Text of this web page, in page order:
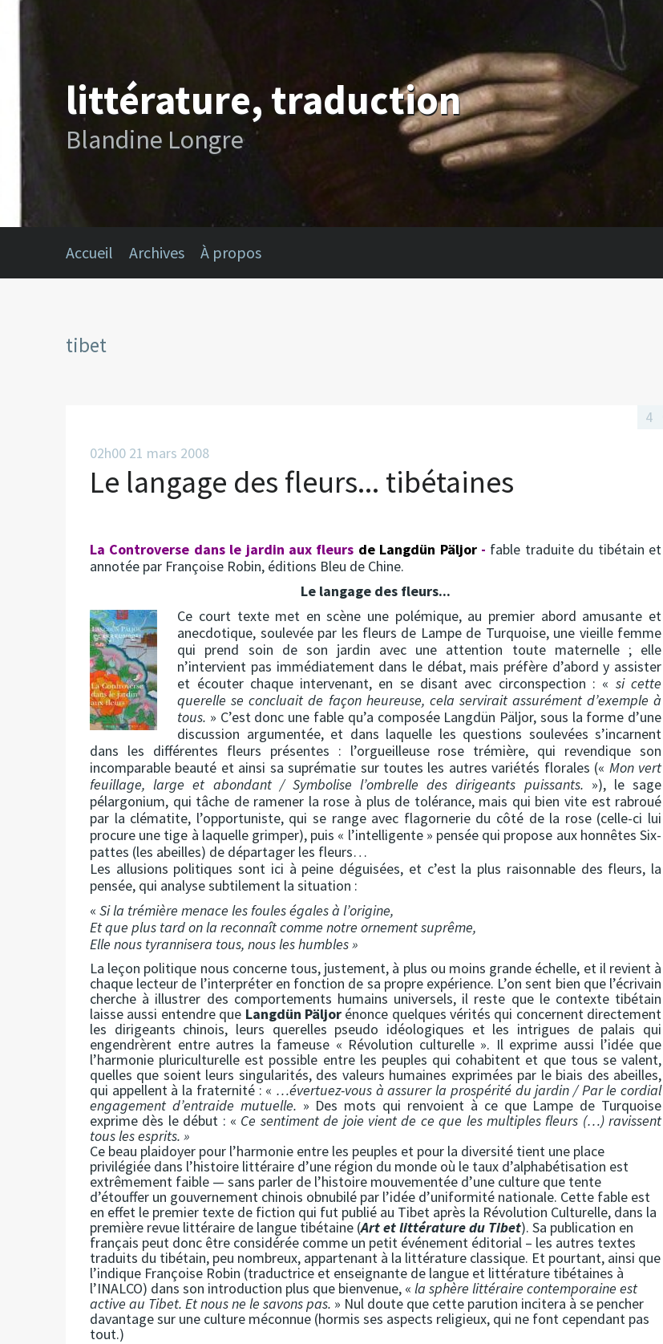
littérature, traduction
Blandine Longre
Accueil Archives À propos
tibet
02h00 21 mars 2008
Le langage des fleurs... tibétaines
La Controverse dans le jardin aux fleurs de Langdün Päljor - fable traduite du tibétain et
annotée par Françoise Robin, éditions Bleu de Chine.
Le langage des fleurs...
Ce court texte met en scène une polémique, au premier abord amusante et
anecdotique, soulevée par les fleurs de Lampe de Turquoise, une vieille femme
qui prend soin de son jardin avec une attention toute maternelle ; elle
n’intervient pas immédiatement dans le débat, mais préfère d’abord y assister
et écouter chaque intervenant, en se disant avec circonspection : « si cette
querelle se concluait de façon heureuse, cela servirait assurément d’exemple à
tous. » C’est donc une fable qu’a composée Langdün Päljor, sous la forme d’une
discussion argumentée, et dans laquelle les questions soulevées s’incarnent
dans les différentes fleurs présentes : l’orgueilleuse rose trémière, qui revendique son
incomparable beauté et ainsi sa suprématie sur toutes les autres variétés florales (« Mon vert
feuillage, large et abondant / Symbolise l’ombrelle des dirigeants puissants. »), le sage
pélargonium, qui tâche de ramener la rose à plus de tolérance, mais qui bien vite est rabroué
par la clématite, l’opportuniste, qui se range avec flagornerie du côté de la rose (celle-ci lui
procure une tige à laquelle grimper), puis « l’intelligente » pensée qui propose aux honnêtes Six-
pattes (les abeilles) de départager les fleurs…
Les allusions politiques sont ici à peine déguisées, et c’est la plus raisonnable des fleurs, la
pensée, qui analyse subtilement la situation :
« Si la trémière menace les foules égales à l’origine,
Et que plus tard on la reconnaît comme notre ornement suprême,
Elle nous tyrannisera tous, nous les humbles »
La leçon politique nous concerne tous, justement, à plus ou moins grande échelle, et il revient à
chaque lecteur de l’interpréter en fonction de sa propre expérience. L’on sent bien que l’écrivain
cherche à illustrer des comportements humains universels, il reste que le contexte tibétain
laisse aussi entendre que Langdün Päljorénonce quelques vérités qui concernent directement
les dirigeants chinois, leurs querelles pseudo idéologiques et les intrigues de palais qui
engendrèrent entre autres la fameuse « Révolution culturelle ». Il exprime aussi l’idée que
l’harmonie pluriculturelle est possible entre les peuples qui cohabitent et que tous se valent,
quelles que soient leurs singularités, des valeurs humaines exprimées par le biais des abeilles,
qui appellent à la fraternité : « …évertuez-vous à assurer la prospérité du jardin / Par le cordial
engagement d’entraide mutuelle. » Des mots qui renvoient à ce que Lampe de Turquoise
exprime dès le début : « Ce sentiment de joie vient de ce que les multiples fleurs (…) ravissent
tous les esprits. »
Ce beau plaidoyer pour l’harmonie entre les peuples et pour la diversité tient une place
privilégiée dans l’histoire littéraire d’une région du monde où le taux d’alphabétisation est
extrêmement faible — sans parler de l’histoire mouvementée d’une culture que tente
d’étouffer un gouvernement chinois obnubilé par l’idée d’uniformité nationale. Cette fable est
en effet le premier texte de fiction qui fut publié au Tibet après la Révolution Culturelle, dans la
première revue littéraire de langue tibétaine (Art et littérature du Tibet). Sa publication en
français peut donc être considérée comme un petit événement éditorial – les autres textes
traduits du tibétain, peu nombreux, appartenant à la littérature classique. Et pourtant, ainsi que
l’indique Françoise Robin (traductrice et enseignante de langue et littérature tibétaines à
l’INALCO) dans son introduction plus que bienvenue, « la sphère littéraire contemporaine est
active au Tibet. Et nous ne le savons pas. » Nul doute que cette parution incitera à se pencher
davantage sur une culture méconnue (hormis ses aspects religieux, qui ne font cependant pas
tout.)
4